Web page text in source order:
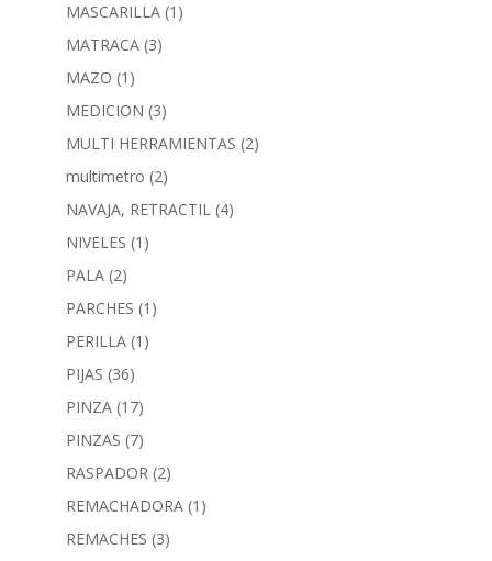
MASCARILLA (1)
MATRACA (3)
MAZO (1)
MEDICION (3)
MULTI HERRAMIENTAS (2)
multimetro (2)
NAVAJA, RETRACTIL (4)
NIVELES (1)
PALA (2)
PARCHES (1)
PERILLA (1)
PIJAS (36)
PINZA (17)
PINZAS (7)
RASPADOR (2)
REMACHADORA (1)
REMACHES (3)